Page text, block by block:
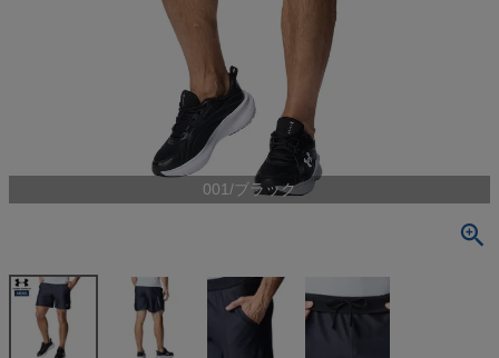
商品が見つからない方はこちら
ーツ UNDER
ARMOUR UA
Cool Pro S
horts
(税込)
001/ブラック